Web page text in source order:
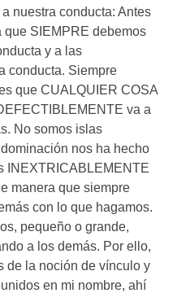
nuestra conducta: Antes
que SIEMPRE debemos
y a las
conducta. Siempre
que CUALQUIER COSA
va a
No somos islas
nos ha hecho
INEXTRICABLEMENTE
manera que siempre
con lo que hagamos.
pequeño o grande,
a los demás. Por ello,
de la noción de vínculo y
en mi nombre, ahí